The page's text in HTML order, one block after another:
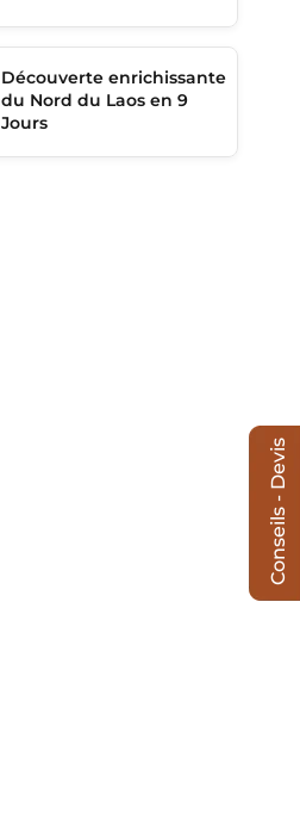
Découverte enrichissante
du Nord du Laos en 9
Jours
Conseils - Devis